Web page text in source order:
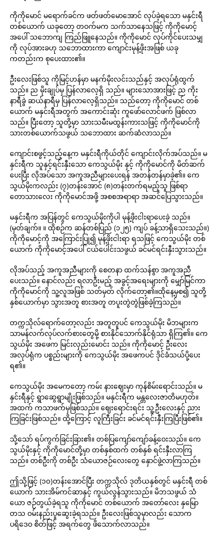
ကိုကိုမောင် မရောက်ခင်က ဖတ်ဖတ်မောအောင် လုပ်ခဲ့ရသော မနှင်းရီ
တစ်ယောက် ယခုတော့ တဝက်မက သက်သာနေသဖြင့် ကိုကိုမောင့်
အပေါ် သဘောကျ ကြည်ဖြူနေသည်။ ကိုကိုမောင် လုပ်ကိုင်ပေးသမျှ
ကို လုပ်အားခဟု သဘောထားကာ ကျောင်းမုန့်ဖိုးအဖြစ် ယခု
ကတည်းက စုပေးထား၏။
ဦးလေးဖြစ်သူ ကိုမြင့်ဟန်မှာ မနက်မိုးလင်းသည်နှင့် အလုပ်ရုံထွက်
သည်။ ည မိုးချုပ်မှ ပြန်လာလေ့ရှိ သည်။ များသောအားဖြင့် ည ကိုး
နာရီခွဲ ဆယ်နာရီမှ ပြန်လာလေ့ရှိသည်။ သည်တော့ ကိုကိုမောင် တစ်
ယောက် မနှင်းရီအတွက် အကောင်းဆုံး ကူဖော်လောင်ဖက် ဖြစ်လာ
သည်။ ပြီးတော့ သူတို့မှာ သားသမီးမထွန်းကားသဖြင့် ကိုကိုမောင်ကို
သားတစ်ယောက်သဖွယ် သဘောထား ဆက်ဆံလာသည်။
ကျောင်းစဖွင့်သည့်နေ့က မနှင်းရီကိုယ်တိုင် ကျောင်းလိုက်အပ်သည်။ မ
နှင်းရီက သူနှင့်ရင်းနှီးသော ကေသွယ်မိုး နှင့် ကိုကိုမောင်ကို မိတ်ဆက်
ပေးပြီး လိုအပ်သော အကူအညီများပေးရန် အတန်တန်မှာခဲ့၏။ ကေ
သွယ်မိုးကလည်း (၇)တန်းအောင် (၈)တန်းတက်ရမည့်သူ ဖြစ်ရာ
တောသားလေး ကိုကိုမောင်အဖို့ အစစအရာရာ အဆင်ပြေသွားသည်။
မနှင်းရီက အပြန်တွင် ကေသွယ်မိုးကိုပါ မုန့်ဖိုးငါးရာပေးခဲ့ သည်။
(မှတ်ချက်။ ။ ထိုစဉ်က ဆန်တစ်ပြည် (၁၂၅) ကျပ် ခန့်သာရှိသေးသည်။)
ကိုကိုမောင့်ကို အကြောင်းပြု၍ မုန့်ဖိုးငါးရာ ရသဖြင့် ကေသွယ်မိုး တစ်
ယောက် ကိုကိုမောင့်အပေါ် ငယ်ပေါင်းသဖွယ် ခင်မင်ရင်းနှီးသွားသည်။
လိုအပ်သည့် အကူအညီများကို စေတနာ ထက်သန်စွာ အကူအညီ
ပေးသည်။ နောင်လည်း ရလာဦးမည့် အခွင့်အရေးများကို မျှော်မြင်ကာ
ကိုကိုမောင်ကို သူ့လူအဖြစ် သတ်မှတ် လိုက်တော့၏။ထိုနေ့မှစ၍ သူတို့
နှစ်ယောက်မှာ သွားအတူ စားအတူ တပူးတွဲတွဲဖြစ်ခဲ့ကြသည်။
တက္ကသိုလ်ရောက်တော့လည်း အတူတူပင် ကေသွယ်မိုး မိဘများက
သာမန်လက်လုပ်လက်စားတွေမို့ စားနိုင်သောက်နိုင်ရုံသာ ရှိကြ၏။ ကေ
သွယ်မိုး အဖေက မြင်းလှည်းမောင်း သည်။ ကိုကိုမောင့် ဦးလေး
အလုပ်ရုံက ပစ္စည်းများကို ကေသွယ်မိုး အဖေကပင် ဒိုင်ခံသယ်ပို့ပေး
ရ၏။
ကေသွယ်မိုး အမေကတော့ ကမ်း နားဈေးမှာ ကုန်စိမ်းရောင်းသည်။ မ
နှင်းရီနှင့် ရွာဆွေရွာမျိုးဖြစ်သည်။ မနှင်းရီက မန္တလေးဇာတိမဟုတ်။
အထက် ကသာဖက်မှဖြစ်သည်။ ဈေးရောင်းရင်း သူ့ဦးလေးနှင့် ညား
ကြခြင်းဖြစ်သည်။ ထို့ကြောင့် လူကြီးခြင်း ခင်မင်ရင်းနှီးကြပြီးဖြစ်၏။
သို့သော် ရပ်ကွက်ခြင်းခြား၏။ တစ်ပြကျော်ကျော်ခန့်ဝေးသည်။ ကေ
သွယ်မိုးနှင့် ကိုကိုမောင်တို့မှာ တစ်နှစ်ထက် တစ်နှစ် ရင်းနှီးလာကြ
သည်။ တစ်ဦးကို တစ်ဦး သံယောဇဉ်လေးတွေ နှောင်ဖွဲ့လာကြသည်။
ဤသို့ဖြင့် (၁၀)တန်းအောင်ပြီး တက္ကသိုလ် ဒုတိယနှစ်တွင် မနှင်းရီ တစ်
ယောက် သားအိမ်ကင်ဆာနှင့် ကွယ်လွန်သွားသည်။ မိဘသဖွယ် သံ
ယော ဇဉ်တွယ်ခဲ့ရသူ ကိုကိုမောင် တစ်ယောက် အတော်လေး နှမြော
တသ ဝမ်းနည်းပူဆွေးခဲ့ရသည်။ ဦးလေးဖြစ်သူမှာလည်း သောက
ပရိဒေဝ စိတ်ဖြင့် အရက်တွေ ဖိသောက်လာသည်။